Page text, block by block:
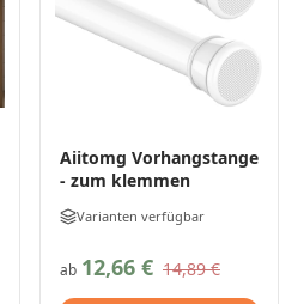
Aiitomg Vorhangstange
- zum klemmen
Varianten verfügbar
ab 12,66 € 14,89 €